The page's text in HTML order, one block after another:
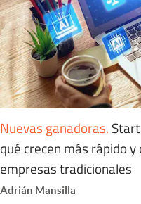
Nuevas ganadoras.
qué crecen más rápido
empresas tradicionales
Adrián Mansilla